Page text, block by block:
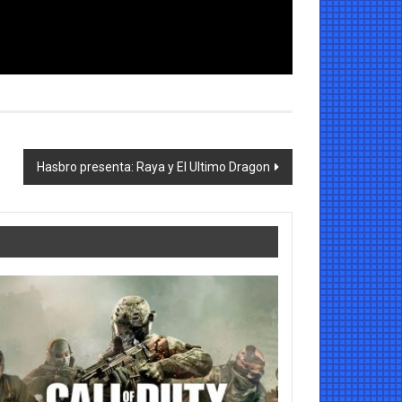
Hasbro presenta: Raya y El Ultimo Dragon